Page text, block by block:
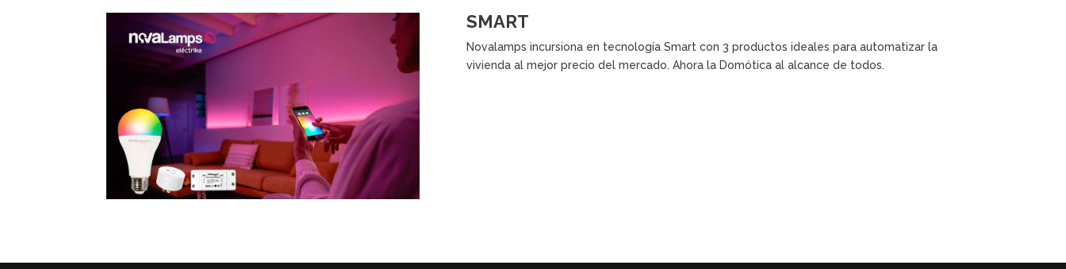
SMART
Novalamps incursiona en tecnología Smart con 3 productos ideales para automatizar la
vivienda al mejor precio del mercado. Ahora la Domótica al alcance de todos.